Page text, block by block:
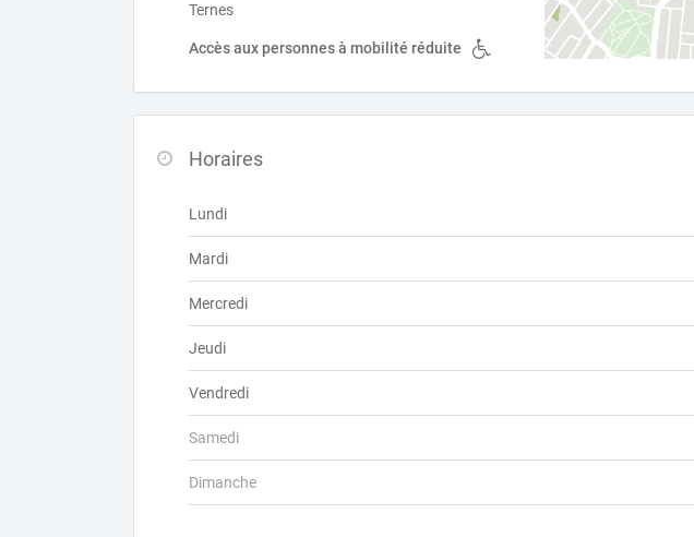
Ternes
Accès aux personnes à mobilité réduite
Horaires
Lundi
Mardi
Mercredi
Jeudi
Vendredi
Samedi
Dimanche